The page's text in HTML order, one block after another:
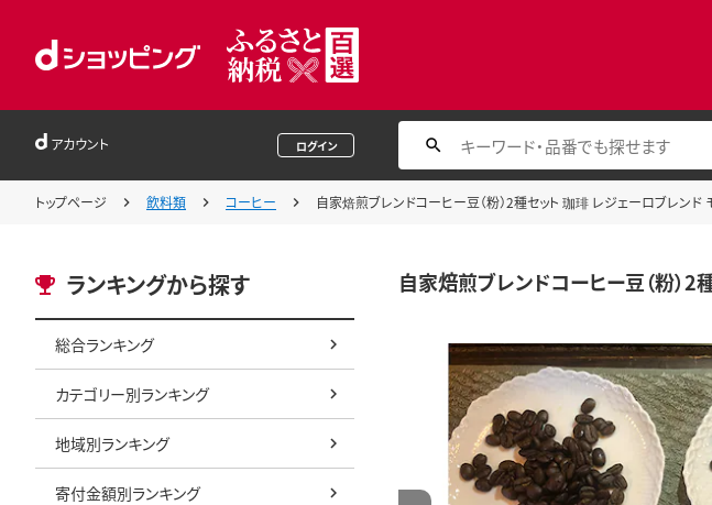
アカウント ログイン
トップページ 飲料類 コーヒー 自家焙煎ブレンドコーヒー豆（粉）2種セット 珈琲 レジェーロブレン
ランキングから探す
総合ランキング
カテゴリー別ランキング
地域別ランキング
寄付金額別ランキング
自家焙煎ブレンドコーヒー豆（粉）